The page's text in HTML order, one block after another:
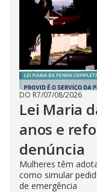
DO R7/07/08/2026
Lei Maria
anos e
denúncia
Mulheres têm
como simular
de emergência